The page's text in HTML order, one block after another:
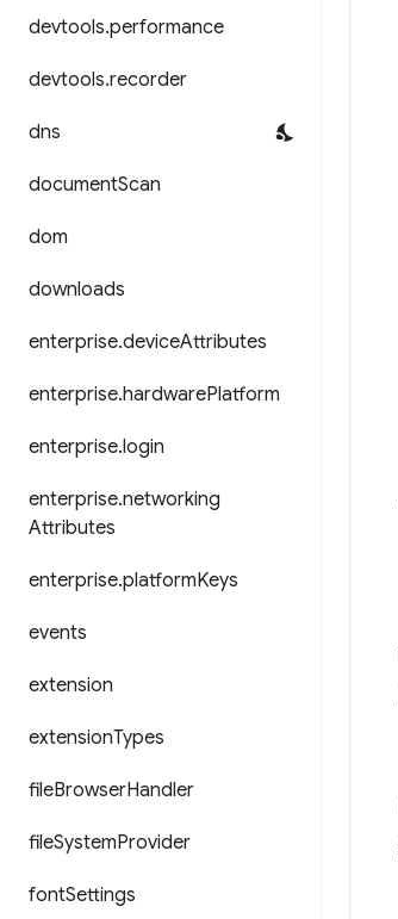
devtools.performance
devtools.recorder
dns
documentScan
dom
downloads
enterprise.deviceAttributes
enterprise.hardwarePlatform
enterprise.login
enterprise.networking
Attributes
enterprise.platformKeys
events
extension
extensionTypes
fileBrowserHandler
fileSystemProvider
fontSettings